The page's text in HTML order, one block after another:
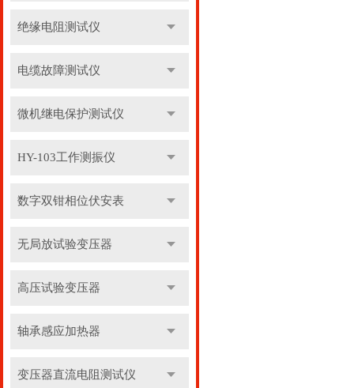
绝缘电阻测试仪
电缆故障测试仪
微机继电保护测试仪
HY-103工作测振仪
数字双钳相位伏安表
无局放试验变压器
高压试验变压器
轴承感应加热器
变压器直流电阻测试仪